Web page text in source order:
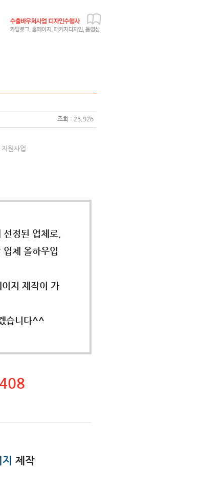
조회 : 25,926
원사업
정된 업체로,
체 올하우입
지 제작이 가
습니다^^
제작